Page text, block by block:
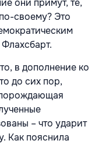
они примут, те,
своему? Это
в дополнение ко
до сих пор,
– что ударит
Как пояснила